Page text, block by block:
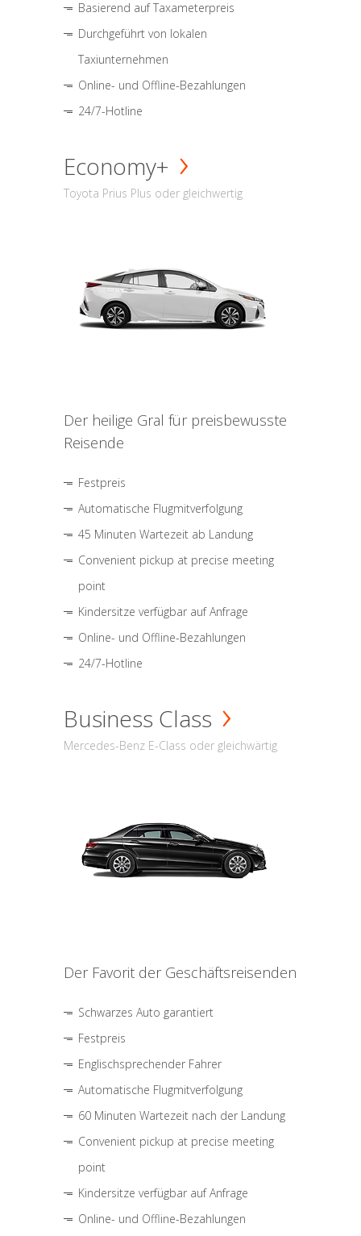
Basierend auf Taxameterpreis
Durchgeführt von lokalen
Taxiunternehmen
Online- und Offline-Bezahlungen
24/7-Hotline
Economy+
Toyota Prius Plus oder gleichwertig
Der heilige Gral für preisbewusste
Reisende
Festpreis
Automatische Flugmitverfolgung
45 Minuten Wartezeit ab Landung
Convenient pickup at precise meeting
point
Kindersitze verfügbar auf Anfrage
Online- und Offline-Bezahlungen
24/7-Hotline
Business Class
Mercedes-Benz E-Class oder gleichwärtig
Der Favorit der Geschäftsreisenden
Schwarzes Auto garantiert
Festpreis
Englischsprechender Fahrer
Automatische Flugmitverfolgung
60 Minuten Wartezeit nach der Landung
Convenient pickup at precise meeting
point
Kindersitze verfügbar auf Anfrage
Online- und Offline-Bezahlungen